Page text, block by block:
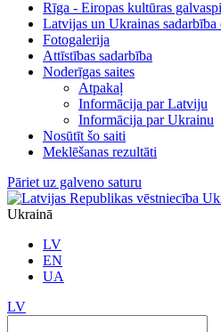
Rīga - Eiropas kultūras
Latvijas un Ukrainas sadarbība
Fotogalerija
Attīstības sadarbība
Noderīgas saites
Atpakaļ
Informācija par Latviju
Informācija par Ukrainu
Nosūtīt šo saiti
Meklēšanas rezultāti
Pāriet uz galveno saturu
Ukrainā
LV
EN
UA
LV